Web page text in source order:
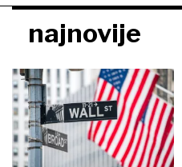
najnovije